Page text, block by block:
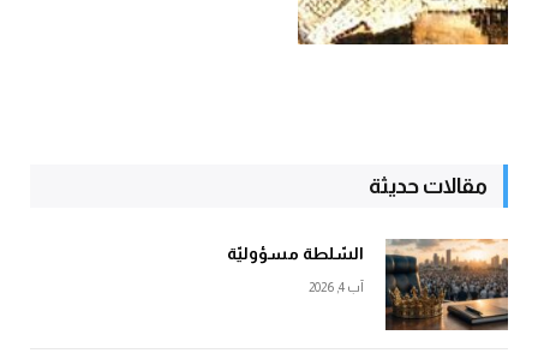
مقالات حديثة
السّلطة مسؤوليّة
آب 4, 2026